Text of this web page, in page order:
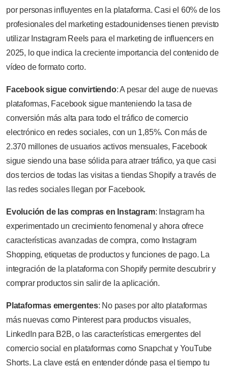
por personas influyentes en la plataforma. Casi el 60% de los
profesionales del marketing estadounidenses tienen previsto
utilizar Instagram Reels para el marketing de influencers en
2025, lo que indica la creciente importancia del contenido de
vídeo de formato corto.
Facebook sigue convirtiendo: A pesar del auge de nuevas
plataformas, Facebook sigue manteniendo la tasa de
conversión más alta para todo el tráfico de comercio
electrónico en redes sociales, con un 1,85%. Con más de
2.370 millones de usuarios activos mensuales, Facebook
sigue siendo una base sólida para atraer tráfico, ya que casi
dos tercios de todas las visitas a tiendas Shopify a través de
las redes sociales llegan por Facebook.
Evolución de las compras en Instagram: Instagram ha
experimentado un crecimiento fenomenal y ahora ofrece
características avanzadas de compra, como Instagram
Shopping, etiquetas de productos y funciones de pago. La
integración de la plataforma con Shopify permite descubrir y
comprar productos sin salir de la aplicación.
Plataformas emergentes: No pases por alto plataformas
más nuevas como Pinterest para productos visuales,
LinkedIn para B2B, o las características emergentes del
comercio social en plataformas como Snapchat y YouTube
Shorts. La clave está en entender dónde pasa el tiempo tu